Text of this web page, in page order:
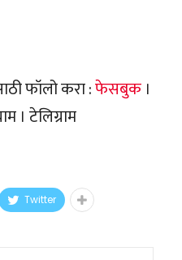
फॉलो करा :फेसबुक ।
। टेलिग्राम
Twitter